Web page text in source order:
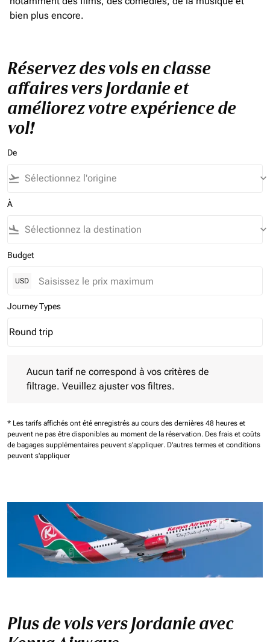
bien plus encore.
Réservez des vols en classe
affaires vers Jordanie et
améliorez votre expérience de
vol!
De
flight_takeoff keyboard_arrow_down
À
flight_land keyboard_arrow_down
Budget
USD
Journey Types
Journey Types option Round trip Selected
Round trip
keyboard_arrow_down
Aucun tarif ne correspond à vos critères de
filtrage. Veuillez ajuster vos filtres.
* Les tarifs affichés ont été enregistrés au cours des dernières 48 heures et
peuvent ne pas être disponibles au moment de la réservation. Des frais et coûts
de bagages supplémentaires peuvent s'appliquer. D'autres termes et conditions
peuvent s'appliquer
Plus de vols vers Jordanie avec